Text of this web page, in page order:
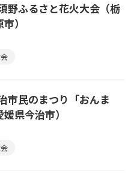
野ふるさと花火大会（栃
）
市民のまつり「おんま
県今治市）